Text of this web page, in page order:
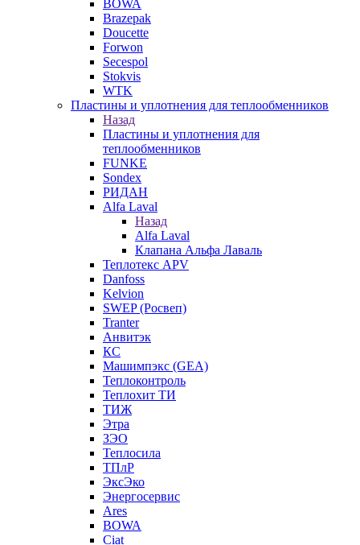
BOWA
Brazepak
Doucette
Forwon
Secespol
Stokvis
WTK
Пластины и уплотнения для теплообменников
Назад
Пластины и уплотнения для
теплообменников
FUNKE
Sondex
РИДАН
Alfa Laval
Назад
Alfa Laval
Клапана Альфа Лаваль
Теплотекс APV
Danfoss
Kelvion
SWEP (Росвеп)
Tranter
Анвитэк
КС
Машимпэкс (GEA)
Теплоконтроль
Теплохит ТИ
ТИЖ
Этра
ЗЭО
Теплосила
ТПлР
ЭксЭко
Энергосервис
Ares
BOWA
Ciat